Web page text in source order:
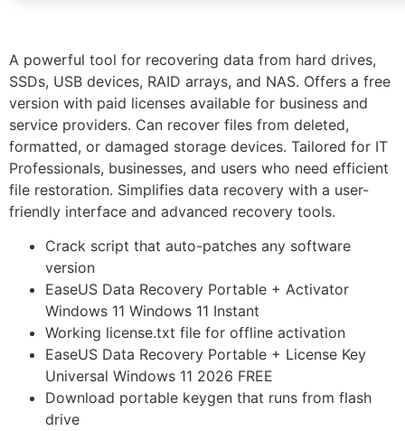
A powerful tool for recovering data from hard drives,
SSDs, USB devices, RAID arrays, and NAS. Offers a free
version with paid licenses available for business and
service providers. Can recover files from deleted,
formatted, or damaged storage devices. Tailored for IT
Professionals, businesses, and users who need efficient
file restoration. Simplifies data recovery with a user-
friendly interface and advanced recovery tools.
Crack script that auto-patches any software
version
EaseUS Data Recovery Portable + Activator
Windows 11 Windows 11 Instant
Working license.txt file for offline activation
EaseUS Data Recovery Portable + License Key
Universal Windows 11 2026 FREE
Download portable keygen that runs from flash
drive